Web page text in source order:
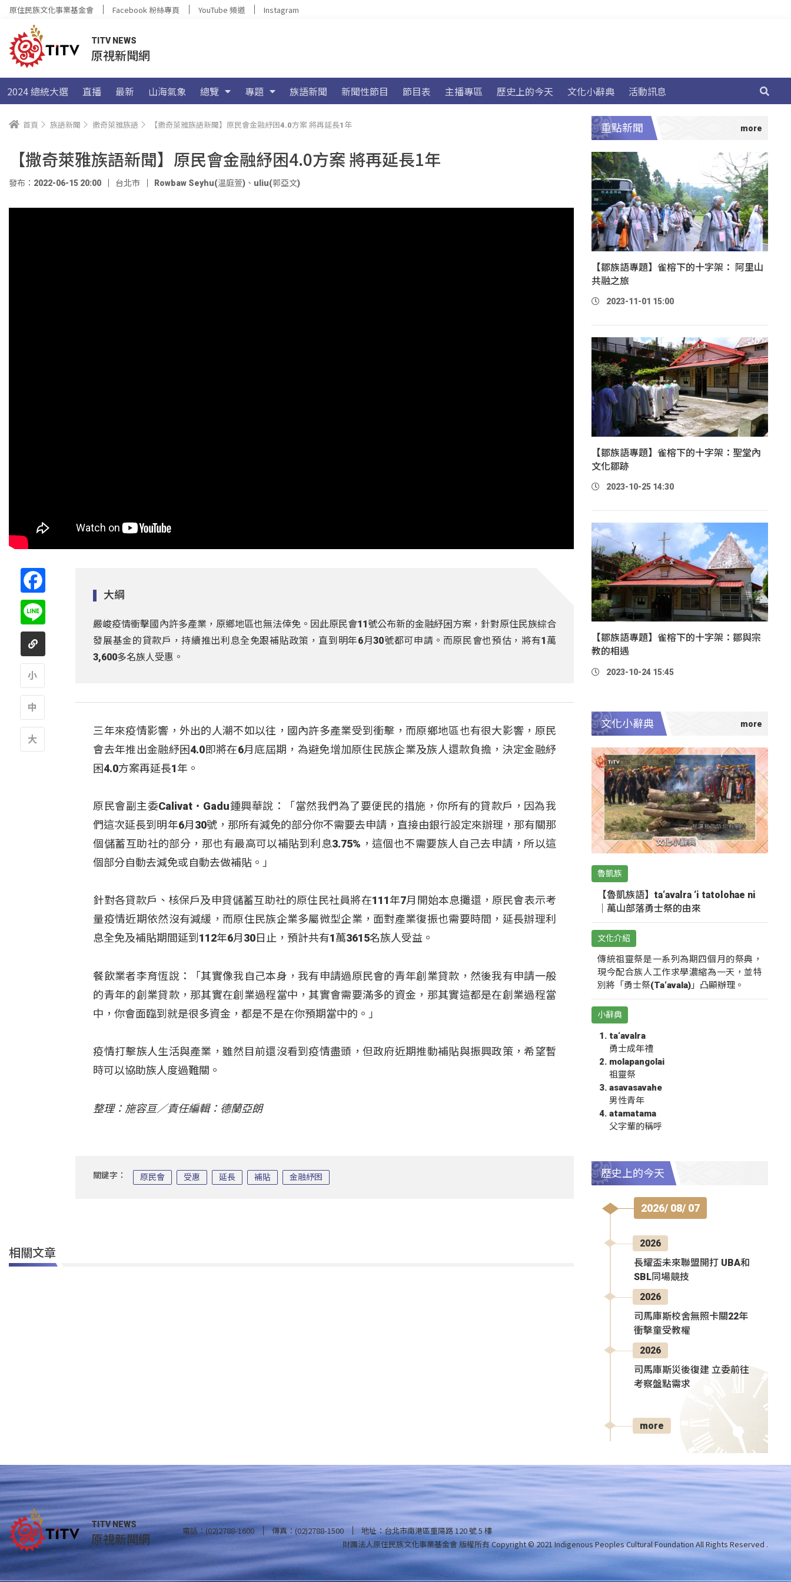
原住民族文化事業基金會 Facebook 粉絲專頁 YouTube 頻道 Instagram
TITV NEWS
原視新聞網
2024 總統大選 直播 最新 山海氣象 總覽 專題 族語新聞 新聞性節目 節目表 主播專區 歷史上的今天 文化小辭典 活動訊息
首頁 族語新聞 撒奇萊雅族語 【撒奇萊雅族語新聞】原民會金融紓困4.0方案 將再延長1年
【撒奇萊雅族語新聞】原民會金融紓困4.0方案 將再延長1年
發布：2022-06-15 20:00 台北市 Rowbaw Seyhu(温庭萱) 、 uliu(郭亞文)
大綱
嚴峻疫情衝擊國內許多產業，原鄉地區也無法倖免。因此原民會11號公布新的金融紓困方案，針對原住民族綜合
發展基金的貸款戶，持續推出利息全免跟補貼政策，直到明年6月30號都可申請。而原民會也預估，將有1萬
3,600多名族人受惠。
三年來疫情影響，外出的人潮不如以往，國內許多產業受到衝擊，而原鄉地區也有很大影響，原民
會去年推出金融紓困4.0即將在6月底屆期，為避免增加原住民族企業及族人還款負擔，決定金融紓
困4.0方案再延長1年。
原民會副主委Calivat‧Gadu鍾興華說：「當然我們為了要便民的措施，你所有的貸款戶，因為我
們這次延長到明年6月30號，那所有減免的部分你不需要去申請，直接由銀行設定來辦理，那有關那
個儲蓄互助社的部分，那也有最高可以補貼到利息3.75%，這個也不需要族人自己去申請，所以這
個部分自動去減免或自動去做補貼。」
針對各貸款戶、核保戶及申貸儲蓄互助社的原住民社員將在111年7月開始本息攤還，原民會表示考
量疫情近期依然沒有減緩，而原住民族企業多屬微型企業，面對產業復振也需要時間，延長辦理利
息全免及補貼期間延到112年6月30日止，預計共有1萬3615名族人受益。
餐飲業者李育恆說：「其實像我自己本身，我有申請過原民會的青年創業貸款，然後我有申請一般
的青年的創業貸款，那其實在創業過程當中，其實會需要滿多的資金，那其實這都是在創業過程當
中，你會面臨到就是很多資金，都是不是在你預期當中的。」
疫情打擊族人生活與產業，雖然目前還沒看到疫情盡頭，但政府近期推動補貼與振興政策，希望暫
時可以協助族人度過難關。
整理：施容亘／責任編輯：德蘭亞朗
關鍵字： 原民會 受惠 延長 補貼 金融紓困
相關文章
重點新聞
【鄒族語專題】雀榕下的十字架： 阿里山
共融之旅
2023-11-01 15:00
【鄒族語專題】雀榕下的十字架：聖堂內
文化鄒跡
2023-10-25 14:30
【鄒族語專題】雀榕下的十字架：鄒與宗
教的相遇
2023-10-24 15:45
文化小辭典
魯凱族
【魯凱族語】ta‘avalra ‘i tatolohae ni
｜萬山部落勇士祭的由來
文化介紹
傳統祖靈祭是一系列為期四個月的祭典，
現今配合族人工作求學濃縮為一天，並特
別將「勇士祭(Ta‘avala)」凸顯辦理。
小辭典
ta‘avalra
勇士成年禮
molapangolai
祖靈祭
asavasavahe
男性青年
atamatama
父字輩的稱呼
歷史上的今天
2026/ 08/ 07
2026
長耀盃未來聯盟開打 UBA和
SBL同場競技
2026
司馬庫斯校舍無照卡關22年
衝擊童受教權
2026
司馬庫斯災後復建 立委前往
考察盤點需求
more
TITV NEWS
原視新聞網 電話：(02)2788-1600 傳真：(02)2788-1500
地址：台北市南港區重陽路 120 號 5 樓
財團法人原住民族文化事業基金會 版權所有Copyright © 2021 Indigenous Peoples Cultural Foundation All Rights Reserved .